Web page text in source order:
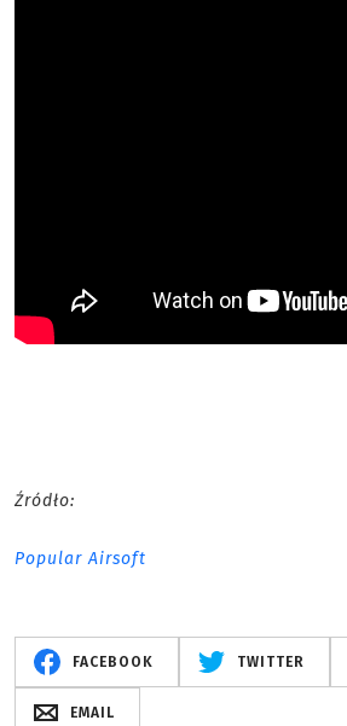
Źródło:
Popular Airsoft
FACEBOOK TWITTER
EMAIL